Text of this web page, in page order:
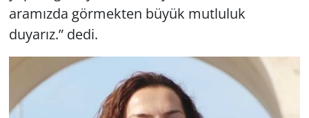
aramızda görmekten büyük mutluluk
duyarız.” dedi.